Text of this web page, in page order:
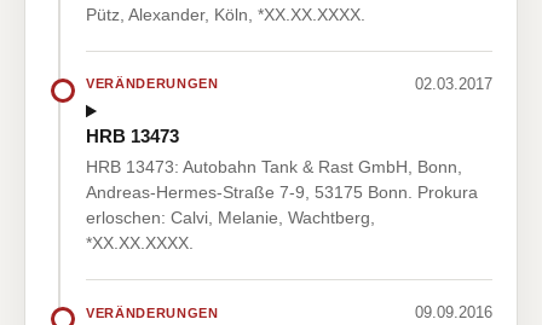
Pütz, Alexander, Köln, *XX.XX.XXXX.
VERÄNDERUNGEN 02.03.2017
HRB 13473
HRB 13473: Autobahn Tank & Rast GmbH, Bonn,
Andreas-Hermes-Straße 7-9, 53175 Bonn. Prokura
erloschen: Calvi, Melanie, Wachtberg,
*XX.XX.XXXX.
VERÄNDERUNGEN 09.09.2016